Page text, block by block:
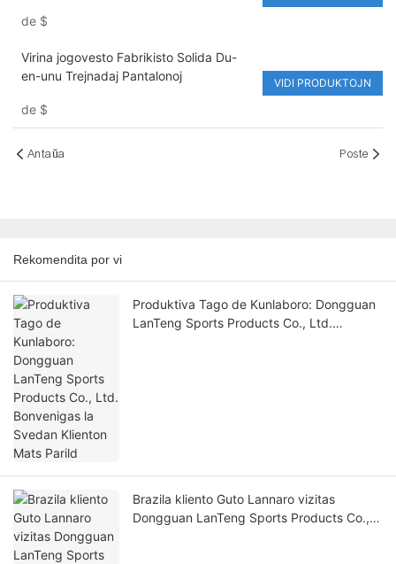
Vesto
de $
Virina jogovesto Fabrikisto Solida Du-
en-unu Trejnadaj Pantalonoj
de $
VIDI PRODUKTOJN
Antaŭa Poste
Rekomendita por vi
Produktiva Tago de Kunlaboro: Dongguan
LanTeng Sports Products Co., Ltd.
Brazila kliento Guto Lannaro vizitas
Dongguan LanTeng Sports Products Co.,